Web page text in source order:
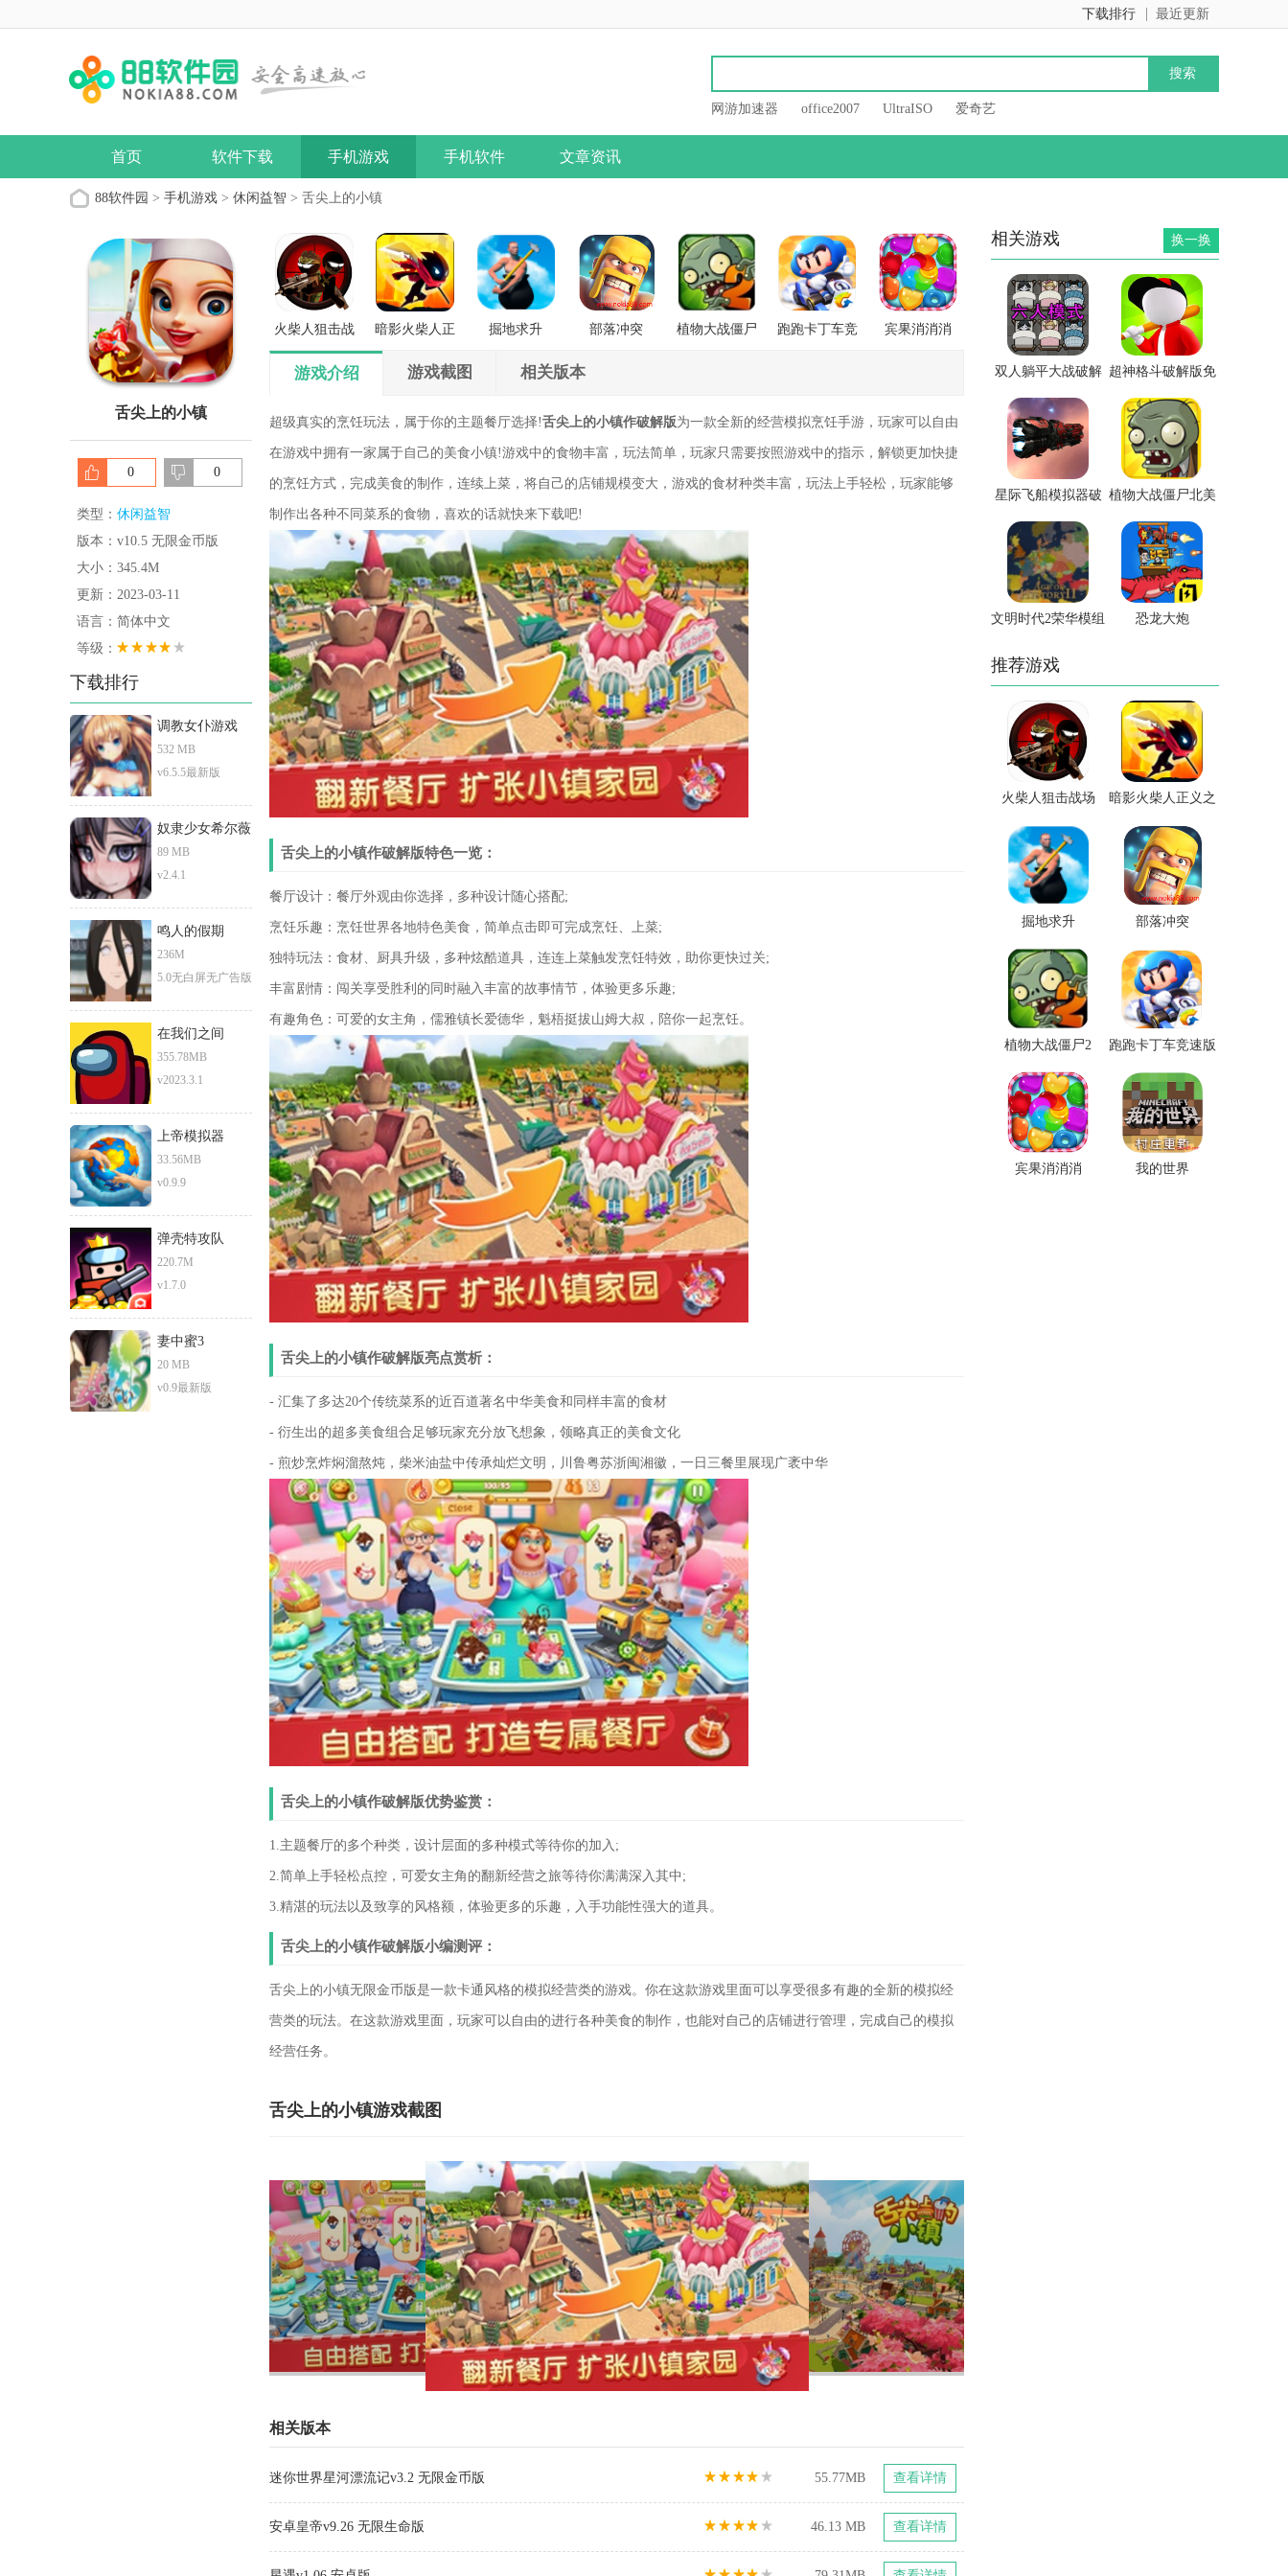
最近更新
下载排行
网游加速器 office2007 UltraISO 爱奇艺
首页 软件下载 手机游戏 手机软件 文章资讯
88软件园 > 手机游戏 > 休闲益智 > 舌尖上的小镇
舌尖上的小镇
0 0
类型： 休闲益智
版本：v10.5 无限金币版
大小：345.4M
更新：2023-03-11
语言：简体中文
等级：
下载排行
调教女仆游戏
532 MB
v6.5.5最新版
奴隶少女希尔薇
89 MB
v2.4.1
鸣人的假期
236M
5.0无白屏无广告版
在我们之间
355.78MB
v2023.3.1
上帝模拟器
33.56MB
v0.9.9
弹壳特攻队
220.7M
v1.7.0
妻中蜜3
20 MB
v0.9最新版
火柴人狙击战
场
暗影火柴人正
掘地求升 部落冲突
植物大战僵尸
跑跑卡丁车竞
宾果消消消
游戏介绍 游戏截图 相关版本
超级真实的烹饪玩法，属于你的主题餐厅选择!舌尖上的小镇作破解版为一款全新的经营模拟烹饪手游，玩家可以自由
在游戏中拥有一家属于自己的美食小镇!游戏中的食物丰富，玩法简单，玩家只需要按照游戏中的指示，解锁更加快捷
的烹饪方式，完成美食的制作，连续上菜，将自己的店铺规模变大，游戏的食材种类丰富，玩法上手轻松，玩家能够
制作出各种不同菜系的食物，喜欢的话就快来下载吧!
舌尖上的小镇作破解版特色一览：
餐厅设计：餐厅外观由你选择，多种设计随心搭配;
烹饪乐趣：烹饪世界各地特色美食，简单点击即可完成烹饪、上菜;
独特玩法：食材、厨具升级，多种炫酷道具，连连上菜触发烹饪特效，助你更快过关;
丰富剧情：闯关享受胜利的同时融入丰富的故事情节，体验更多乐趣;
有趣角色：可爱的女主角，儒雅镇长爱德华，魁梧挺拔山姆大叔，陪你一起烹饪。
舌尖上的小镇作破解版亮点赏析：
- 汇集了多达20个传统菜系的近百道著名中华美食和同样丰富的食材
- 衍生出的超多美食组合足够玩家充分放飞想象，领略真正的美食文化
- 煎炒烹炸焖溜熬炖，柴米油盐中传承灿烂文明，川鲁粤苏浙闽湘徽，一日三餐里展现广袤中华
舌尖上的小镇作破解版优势鉴赏：
1.主题餐厅的多个种类，设计层面的多种模式等待你的加入;
2.简单上手轻松点控，可爱女主角的翻新经营之旅等待你满满深入其中;
3.精湛的玩法以及致享的风格额，体验更多的乐趣，入手功能性强大的道具。
舌尖上的小镇作破解版小编测评：
舌尖上的小镇无限金币版是一款卡通风格的模拟经营类的游戏。你在这款游戏里面可以享受很多有趣的全新的模拟经
营类的玩法。在这款游戏里面，玩家可以自由的进行各种美食的制作，也能对自己的店铺进行管理，完成自己的模拟
经营任务。
舌尖上的小镇游戏截图
相关版本
迷你世界星河漂流记v3.2 无限金币版 55.77MB 查看详情
安卓皇帝v9.26 无限生命版 46.13 MB 查看详情
相关游戏 换一换
双人躺平大战破解
版
超神格斗破解版免
广告版
星际飞船模拟器破
解版
植物大战僵尸北美
版
文明时代2荣华模组 恐龙大炮
推荐游戏
火柴人狙击战场
暗影火柴人正义之
掘地求升 部落冲突
植物大战僵尸2 跑跑卡丁车竞速版
宾果消消消 我的世界